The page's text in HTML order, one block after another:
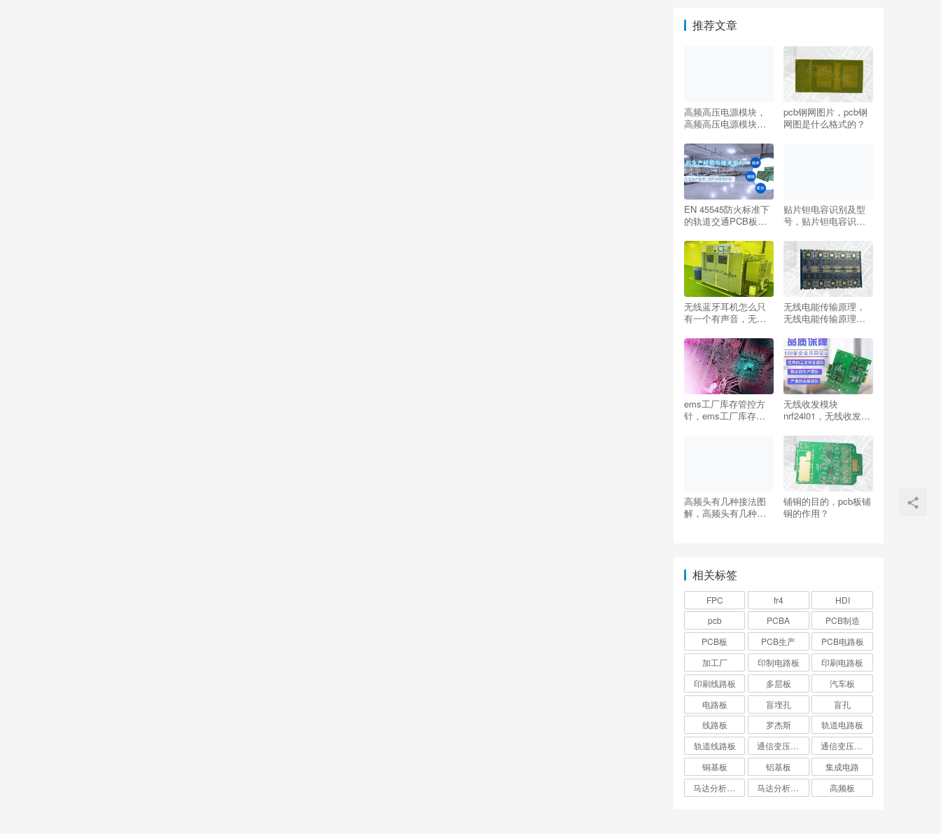
推荐文章
高频高压电源模块，
高频高压电源模块怎
pcb钢网图片，pcb钢
网图是什么格式的？
EN 45545防火标准下
的轨道交通PCB板测
贴片钽电容识别及型
号，贴片钽电容识别
无线蓝牙耳机怎么只
有一个有声音，无线
个有声音,啥原因？
无线电能传输原理，
无线电能传输原理
ems工厂库存管控方
针，ems工厂库存管
无线收发模块
nrf24l01，无线收发模
高频头有几种接法图
解，高频头有几种接
铺铜的目的，pcb板铺
铜的作用？
相关标签
FPC fr4
HDI
pcb
PCBA
PCB制造
PCB板
PCB生产
PCB电路板
加工厂
印制电路板
印刷电路板
印刷线路板
多层板
汽车板
电路板
盲埋孔
盲孔
线路板
罗杰斯
轨道电路板
轨道线路板
铜基板
铝基板
集成电路
高频板